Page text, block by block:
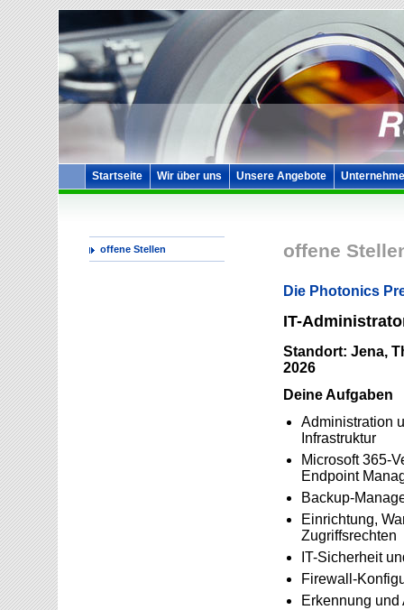
Startseite Wir über uns Unsere Angebote
offene Stellen offene
Die Photonics
IT-
Standort: Jena,
2026
Deine Aufgaben
Administration
Infrastruktur
Microsoft 365-
Endpoint
Backup-
Einrichtung,
Zugriffsrechten
IT-Sicherheit
Firewall-
Erkennung